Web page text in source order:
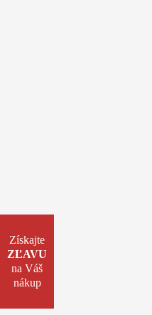
Získajte
ZĽAVU
na Váš
nákup